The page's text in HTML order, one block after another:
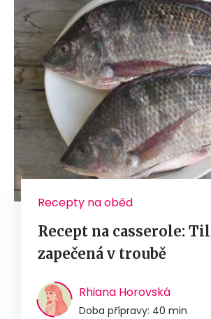
Recepty na oběd
Recept na casserole:
zapečená v troubě
Rhiana Horovská
Doba přípravy: 40 min